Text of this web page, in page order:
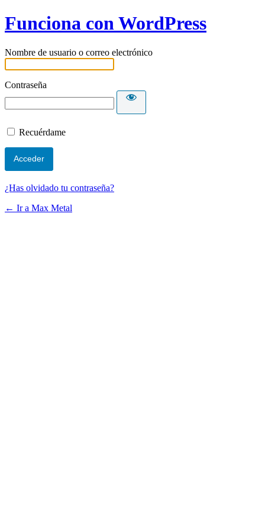
Funciona con WordPress
Nombre de usuario o correo electrónico
Contraseña
Recuérdame
¿Has olvidado tu contraseña?
← Ir a Max Metal